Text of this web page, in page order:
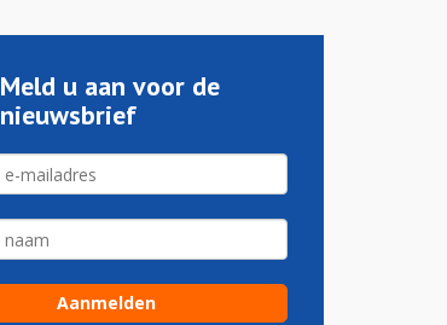
Meld u aan voor de
nieuwsbrief